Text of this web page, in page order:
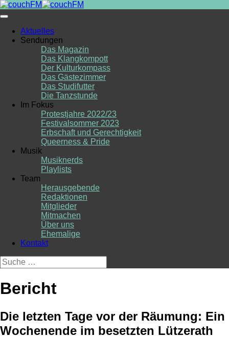
Skip
to
Aktuelles
Sendungen
Das Magazin
Das Klangkompott
Der Kulturkompass
Das Gästezimmer
Das Studifutter
Die Tanzstunde
Im Fokus
Protestjahre 2022/23
Festivalsommer 2023
Erbschaft und Gerechtigkeit
Queerness & Pride
Musik
Musiknerds
Playlists
Team
Herausgebende
Redaktionen
Mitglieder
Mitmachen
Über uns
Ehemalige
Kontakt
Suche
nach:
Bericht
Die letzten Tage vor der Räumung: Ein
Wochenende im besetzten Lützerath